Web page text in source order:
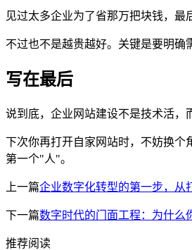
见过太多企业为了省那万把块钱，最
不过也不是越贵越好。关键是要明确
写在最后
说到底，企业网站建设不是技术活，
下次你再打开自家网站时，不妨换个
第一个"人"。
上一篇企业数字化转型的第一步，从
下一篇数字时代的门面工程：为什么
推荐阅读